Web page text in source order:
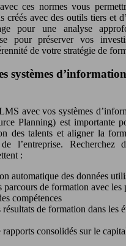
ces normes vous
créés avec des outils tiers et
pour une analyse
pour préserver vos
de votre stratégie de
systèmes
avec vos systèmes
Planning) est importante
des talents et aligner la
l’entreprise. Recherchez
:
automatique des données
parcours de formation avec les
compétences
résultats de formation dans les
consolidés sur le